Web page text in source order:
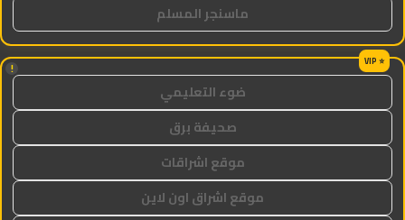
ماسنجر المسلم
!
ضوء التعليمي
صحيفة برق
موقع اشراقات
موقع اشراق اون لاين